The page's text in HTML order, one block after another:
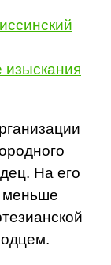
изыскания
На его
меньше